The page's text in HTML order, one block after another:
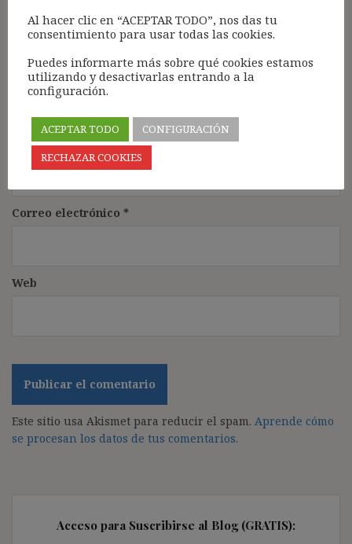
Nombre*
Correo electrónico *
Web
Este sitio usa Akismet para reducir el spam. Aprende cómo
se procesan los datos de tus comentarios.
Acceso para Suscribirse al Blog (GRATIS):
Al hacer clic en “ACEPTAR TODO”, nos das tu
consentimiento para usar todas las cookies.
Puedes informarte más sobre qué cookies estamos
utilizando y desactivarlas entrando a la
configuración.
ACEPTAR TODO
CONFIGURACIÓN
RECHAZAR COOKIES